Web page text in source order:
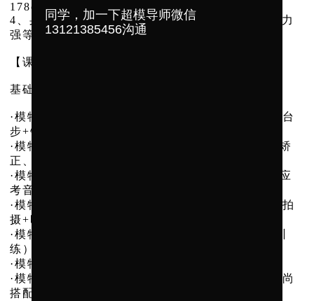
178cm-184cm;
4、身心健康、五官端正、身材匀称、肢体协调能力
强等模特基本条件，入学无学历要求。
【课程设置】
基础阶段
·模特台步基础训练（模特发展史+基本站姿+基础台
步+镜前造型+转身技巧）
·模特形体训练（形体塑造、模特形体基础、形体矫
正、平衡与力量控制训练、协调性训练）
·模特音乐节奏感训练（熟悉各类秀场音乐节奏，应
考音乐节奏感训练）
·模特平面拍摄训练（基础理论课+素颜拍摄+彩妆拍
摄+时装拍摄+模卡拍摄+棚拍+外拍）
·模特短视频拍摄训练（自媒体营销+短视频造型训
练）
·模特身体机能训练（塑形健身+瑜伽+生活素养）
·模特化妆造型训练（个人形象管理+化妆造型+时尚
搭配）
同学，加一下超模导师微信
13121385456沟通